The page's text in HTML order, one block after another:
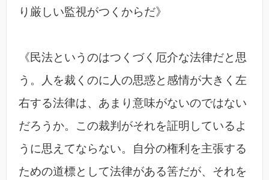
り厳しい監視がつくからだ》
《民法というのはつくづく厄介な法律だと思
う。人を裁くのに人の思惑と感情が大きく左
右する法律は、あまり意味がないのではない
だろうか。この裁判がそれを証明しているよ
うに思えてならない。自分の権利を主張する
ための道標として法律がある筈だが、それを